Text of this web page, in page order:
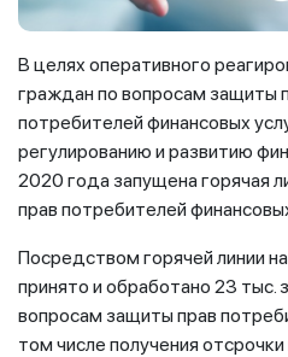
В целях оперативного
граждан по вопросам защиты
потребителей финансовых
регулированию и развитию
2020 года запущена горячая
прав потребителей
Посредством горячей линии
принято и обработано 23 тыс.
вопросам защиты прав
том числе получения